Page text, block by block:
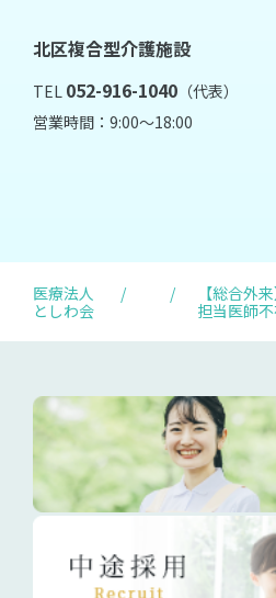
北区複合型介護施設
TEL 052-916-1040 （代表）
営業時間：9:00～18:00
医療法人
としわ会
/ /
【総合外
担当医師